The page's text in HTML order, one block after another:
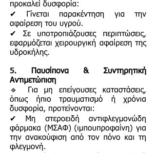
προκαλεί δυσφορία:
✔ Γίνεται παρακέντηση για την
αφαίρεση του υγρού.
✔ Σε υποτροπιάζουσες περιπτώσεις,
εφαρμόζεται χειρουργική αφαίρεση της
υδροκήλης.
5. Παυσίπονα & Συντηρητική
Αντιμετώπιση
🔹 Για μη επείγουσες καταστάσεις,
όπως ήπιο τραυματισμό ή χρόνια
δυσφορία, προτείνονται:
✔ Μη στεροειδή αντιφλεγμονώδη
φάρμακα (ΜΣΑΦ) (ιμπουπροφαίνη) για
την ανακούφιση από τον πόνο και τη
φλεγμονή.